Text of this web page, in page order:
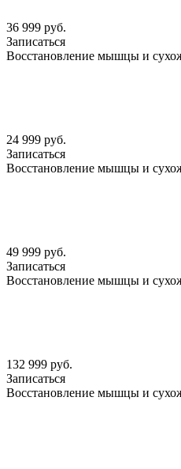
36 999 руб.
Записаться
Восстановление мышцы и
24 999 руб.
Записаться
Восстановление мышцы и
49 999 руб.
Записаться
Восстановление мышцы и
132 999 руб.
Записаться
Восстановление мышцы и